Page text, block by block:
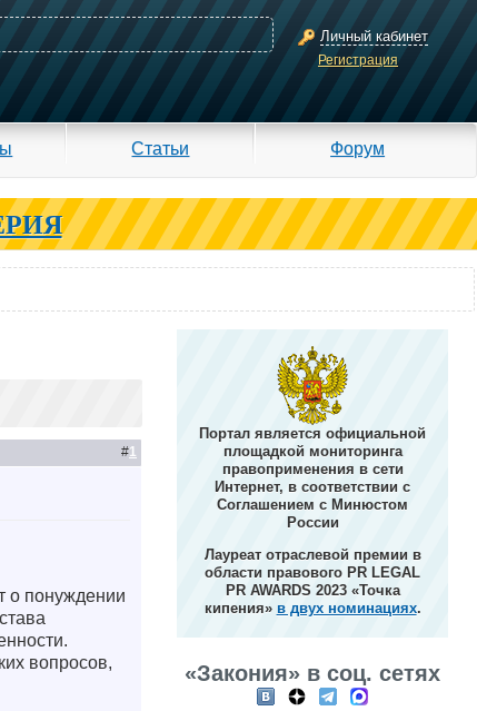
Личный кабинет
Регистрация
Статьи Форум
#1
о понуждении
вопросов,
Портал является официальной
площадкой мониторинга
правоприменения в сети
Интернет, в соответствии с
Соглашением с Минюстом
России
Лауреат отраслевой премии в
области правового PR LEGAL
PR AWARDS 2023 «Точка
кипения» в двух номинациях.
«Закония» в соц. сетях